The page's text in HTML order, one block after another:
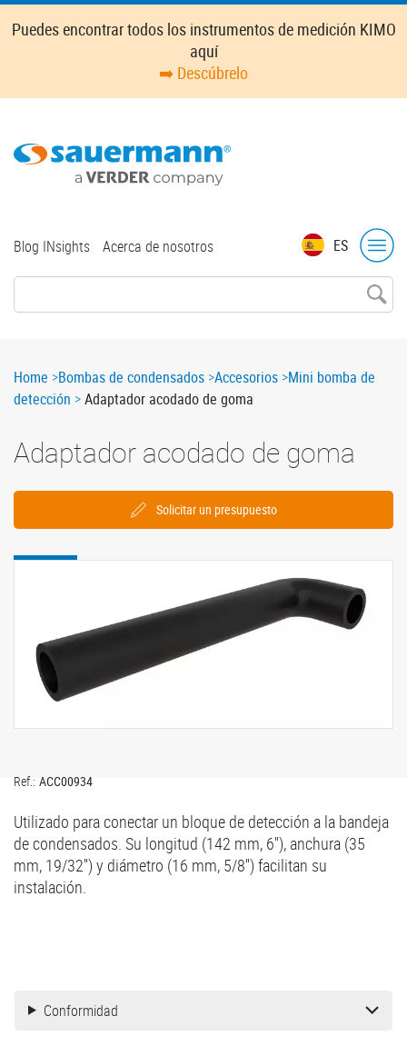
Skip
Puedes encontrar todos los instrumentos de medición KIMO
aquí
➡️ Descúbrelo
ES
Top
Blog INsights Acerca de nosotros
Breadcrumb
Home Bombas de condensados Accesorios Mini bomba de
detección
Adaptador acodado de goma
Adaptador acodado de goma
Solicitar un presupuesto
Ref.: ACC00934
Utilizado para conectar un bloque de detección a la bandeja
de condensados. Su longitud (142 mm, 6''), anchura (35
mm, 19/32'') y diámetro (16 mm, 5/8'') facilitan su
instalación.
Conformidad